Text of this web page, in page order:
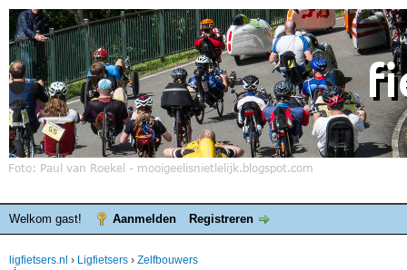
Welkom gast! Aanmelden Registreren
ligfietsers.nl › Ligfietsers › Zelfbouwers